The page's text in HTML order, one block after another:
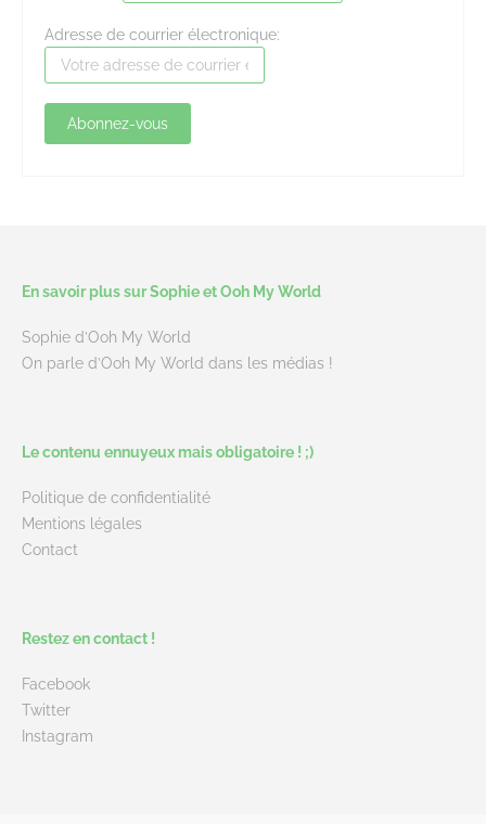
Adresse de courrier électronique:
En savoir plus sur Sophie et Ooh My World
Sophie d’Ooh My World
On parle d’Ooh My World dans les médias !
Le contenu ennuyeux mais obligatoire ! ;)
Politique de confidentialité
Mentions légales
Contact
Restez en contact !
Facebook
Twitter
Instagram